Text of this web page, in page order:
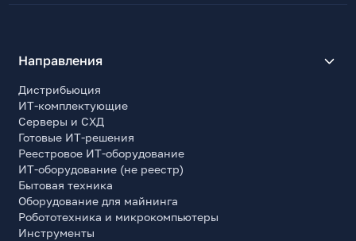
Направления
Дистрибьюция
ИТ-комплектующие
Серверы и СХД
Готовые ИТ-решения
Реестровое ИТ-оборудование
ИТ-оборудование (не реестр)
Бытовая техника
Оборудование для майнинга
Робототехника и микрокомпьютеры
Инструменты